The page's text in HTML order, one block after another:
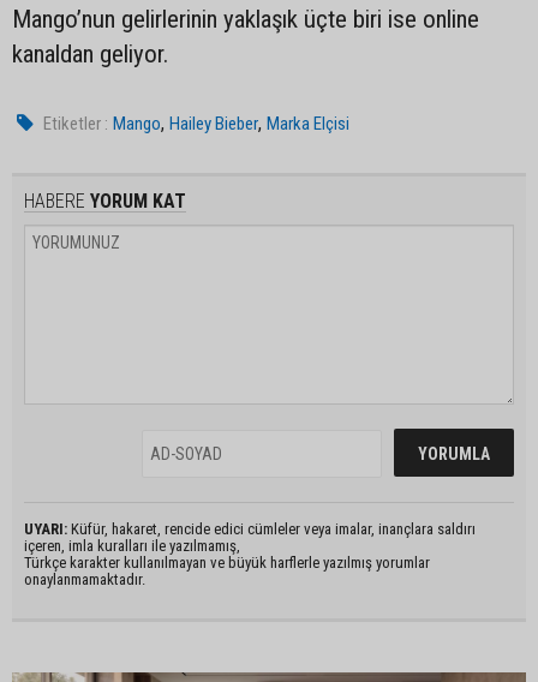
Mango’nun gelirlerinin yaklaşık üçte biri ise online
kanaldan geliyor.
Etiketler : Mango,Hailey Bieber,Marka Elçisi
HABERE YORUM KAT
UYARI: Küfür, hakaret, rencide edici cümleler veya imalar, inançlara saldırı
içeren, imla kuralları ile yazılmamış,
Türkçe karakter kullanılmayan ve büyük harflerle yazılmış yorumlar
onaylanmamaktadır.